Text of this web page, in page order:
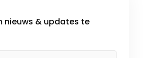
nieuws & updates te